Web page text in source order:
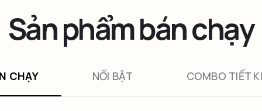
Sản phẩm bán chạy
CHẠY NỔI BẬT COMBO TIẾT